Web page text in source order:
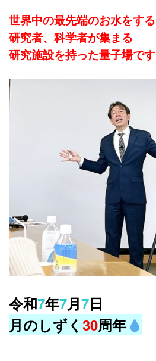
世界中の最先端のお水をする
研究者、科学者が集まる
研究施設を持った量子場です
令和7年7月7日
月のしずく 30周年